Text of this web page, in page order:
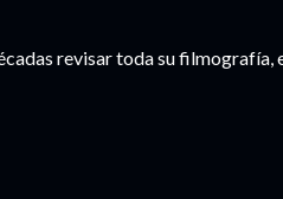
revisar toda su filmografía,